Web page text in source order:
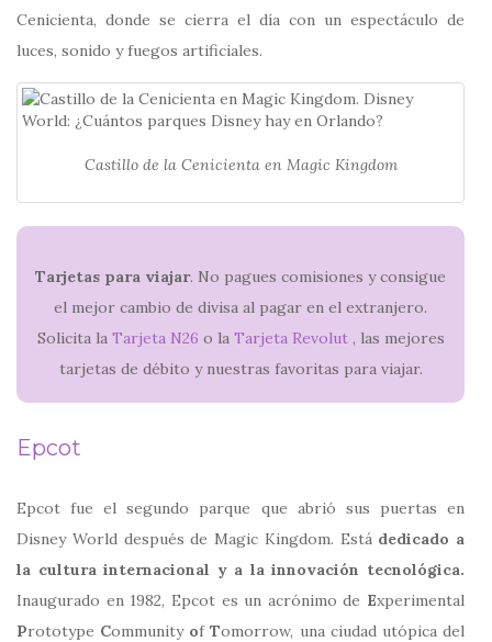
Cenicienta, donde se cierra el día con un espectáculo de
luces, sonido y fuegos artificiales.
Castillo de la Cenicienta en Magic Kingdom
Tarjetas para viajar. No pagues comisiones y consigue
el mejor cambio de divisa al pagar en el extranjero.
Solicita la Tarjeta N26 o la Tarjeta Revolut, las mejores
tarjetas de débito y nuestras favoritas para viajar.
Epcot
Epcot fue el segundo parque que abrió sus puertas en
Disney World después de Magic Kingdom. Está dedicado a
la cultura internacional y a la innovación tecnológica.
Inaugurado en 1982, Epcot es un acrónimo de Experimental
Prototype Community ofTomorrow, una ciudad utópica del